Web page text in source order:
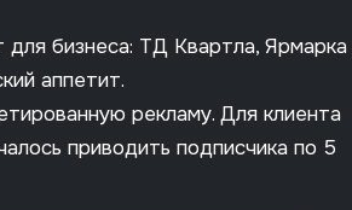
для бизнеса: ТД Квартла, Ярмарка
аппетит.
рекламу. Для клиента
приводить подписчика по 5